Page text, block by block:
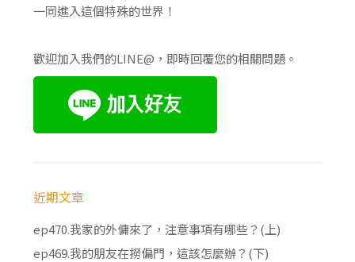
一同進入這個特殊的世界！
歡迎加入我們的LINE@，即時回覆您的相關問題。
近期文章
ep470.我家的外傭來了，注意事項有哪些？(上)
ep469.我的朋友在撈偏門，這該怎麼辦？(下)